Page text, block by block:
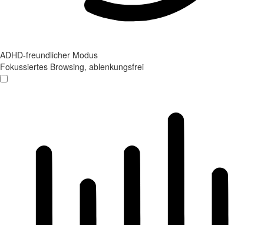
ADHD-freundlicher Modus
Fokussiertes Browsing, ablenkungsfrei